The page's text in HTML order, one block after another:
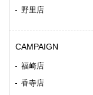
野里店
CAMPAIGN
福崎店
香寺店